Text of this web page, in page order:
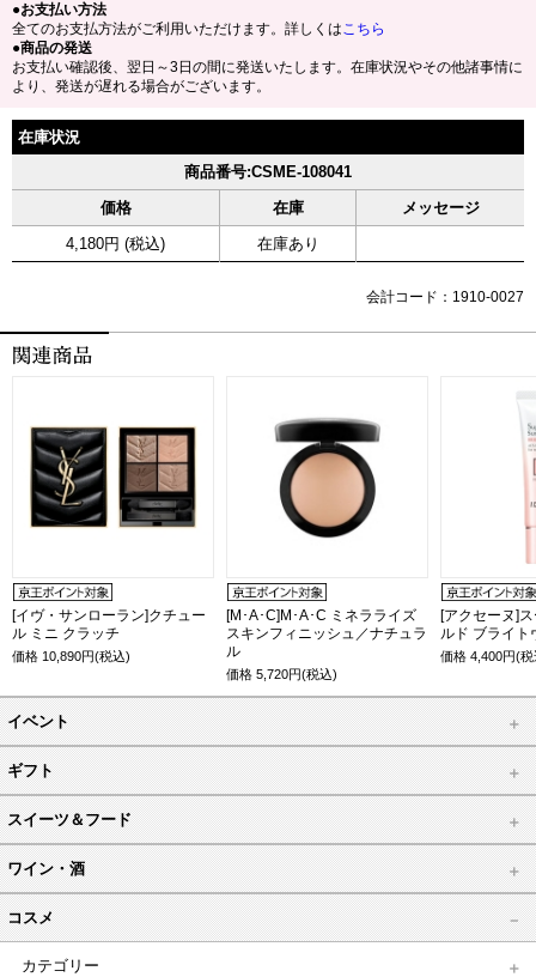
●お支払い方法
全てのお支払方法がご利用いただけます。詳しくはこちら
●商品の発送
お支払い確認後、翌日～3日の間に発送いたします。在庫状況やその他諸事情に
より、発送が遅れる場合がございます。
在庫状況
商品番号:CSME-108041
価格
在庫
メッセージ
4,180円 (税込)
在庫あり
会計コード：1910-0027
[イヴ・サンローラン]クチュー
ル ミニ クラッチ
価格 10,890円(税込)
[M･A･C]M･A･C ミネラライズ
スキンフィニッシュ／ナチュラ
ル
価格5,720円(税込)
[アクセーヌ]
ルド ブライト
価格4,400円(
イベント
ギフト
スイーツ＆フード
ワイン・酒
コスメ
カテゴリー